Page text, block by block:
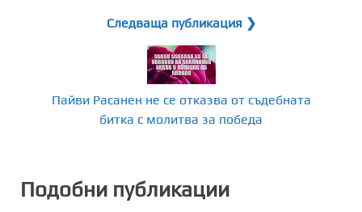
Следваща публикация ❯
Пайви Расанен не се отказва от съдебната
битка с молитва за победа
Подобни публикации